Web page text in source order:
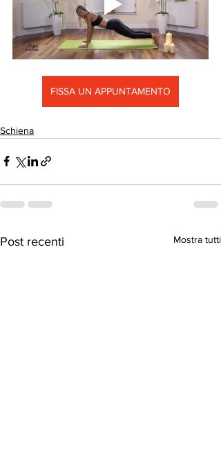
FISSA UN APPUNTAMENTO
Schiena
Post recenti Mostra tutti